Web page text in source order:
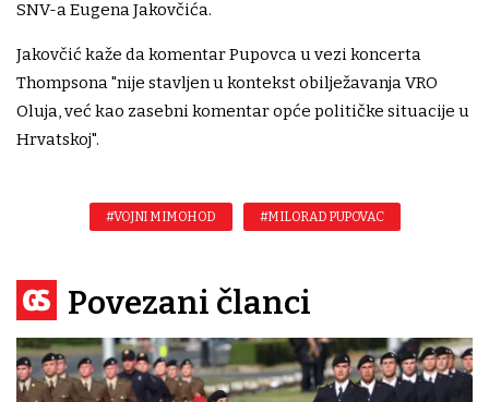
SNV-a Eugena Jakovčića.
Jakovčić kaže da komentar Pupovca u vezi koncerta
Thompsona "nije stavljen u kontekst obilježavanja VRO
Oluja, već kao zasebni komentar opće političke situacije u
Hrvatskoj".
#VOJNI MIMOHOD #MILORAD PUPOVAC
Povezani članci